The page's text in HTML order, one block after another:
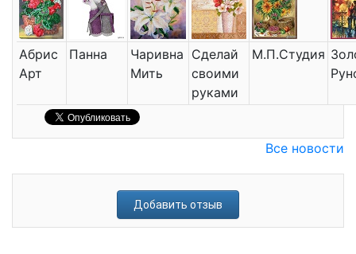
Абрис
Арт
Панна
Чаривна
Мить
Сделай
своими
руками
М.П.Студия
Все новости
Добавить отзыв